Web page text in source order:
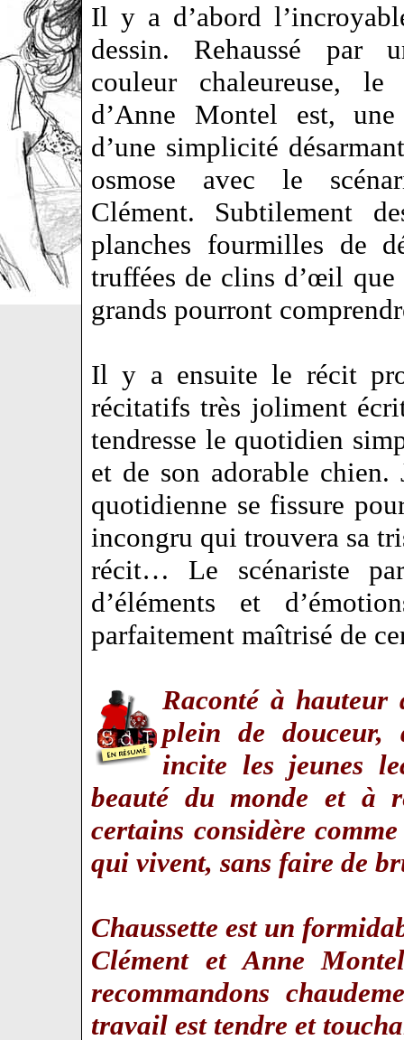
Il y a d’abord
dessin. Rehaussé par
couleur chaleureuse,
d’Anne Montel est,
d’une simplicité
osmose avec le
Clément. Subtilement
planches fourmilles de
truffées de clins d’œil que
grands pourront
Il y a ensuite le récit
récitatifs très joliment
tendresse le quotidien
et de son adorable
quotidienne se fissure
incongru qui trouvera sa
récit… Le scénariste
d’éléments et
parfaitement maîtrisé de
Raconté à hauteur
plein de douceur,
incite les jeunes
beauté du monde et à
certains considère
qui vivent, sans faire de
Chaussette est un
Clément et Anne
recommandons
travail est tendre et